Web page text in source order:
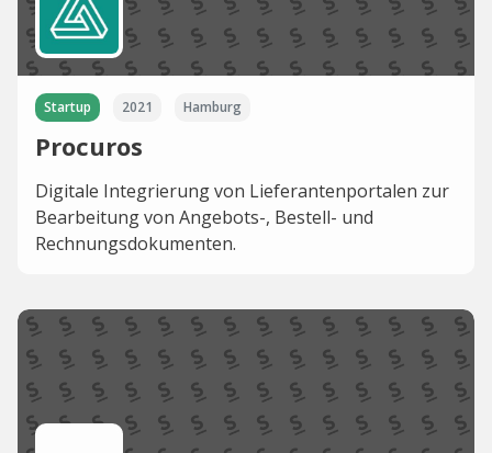
Startup 2021 Hamburg
Procuros
Digitale Integrierung von Lieferantenportalen zur
Bearbeitung von Angebots-, Bestell- und
Rechnungsdokumenten.